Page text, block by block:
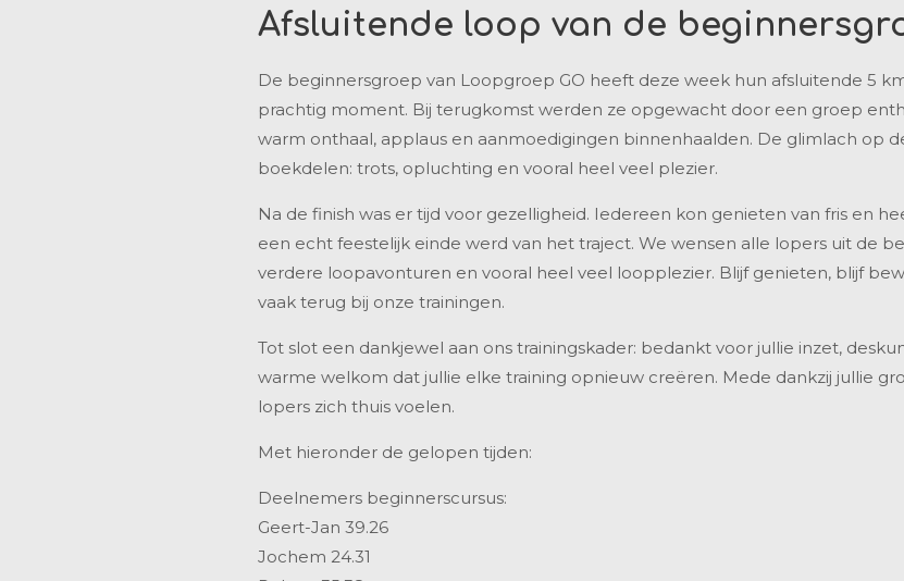
Afsluitende loop van de
De beginnersgroep van Loopgroep GO heeft deze week hun afsluitende 5
prachtig moment. Bij terugkomst werden ze opgewacht door een groep
warm onthaal, applaus en aanmoedigingen binnenhaalden. De glimlach op
boekdelen: trots, opluchting en vooral heel veel plezier.
Na de finish was er tijd voor gezelligheid. Iedereen kon genieten van fris en
een echt feestelijk einde werd van het traject. We wensen alle lopers uit de
verdere loopavonturen en vooral heel veel loopplezier. Blijf genieten, blijf
vaak terug bij onze trainingen.
Tot slot een dankjewel aan ons trainingskader: bedankt voor jullie inzet,
warme welkom dat jullie elke training opnieuw creëren. Mede dankzij jullie
lopers zich thuis voelen.
Met hieronder de gelopen tijden:
Deelnemers beginnerscursus:
Geert-Jan 39.26
Jochem 24.31